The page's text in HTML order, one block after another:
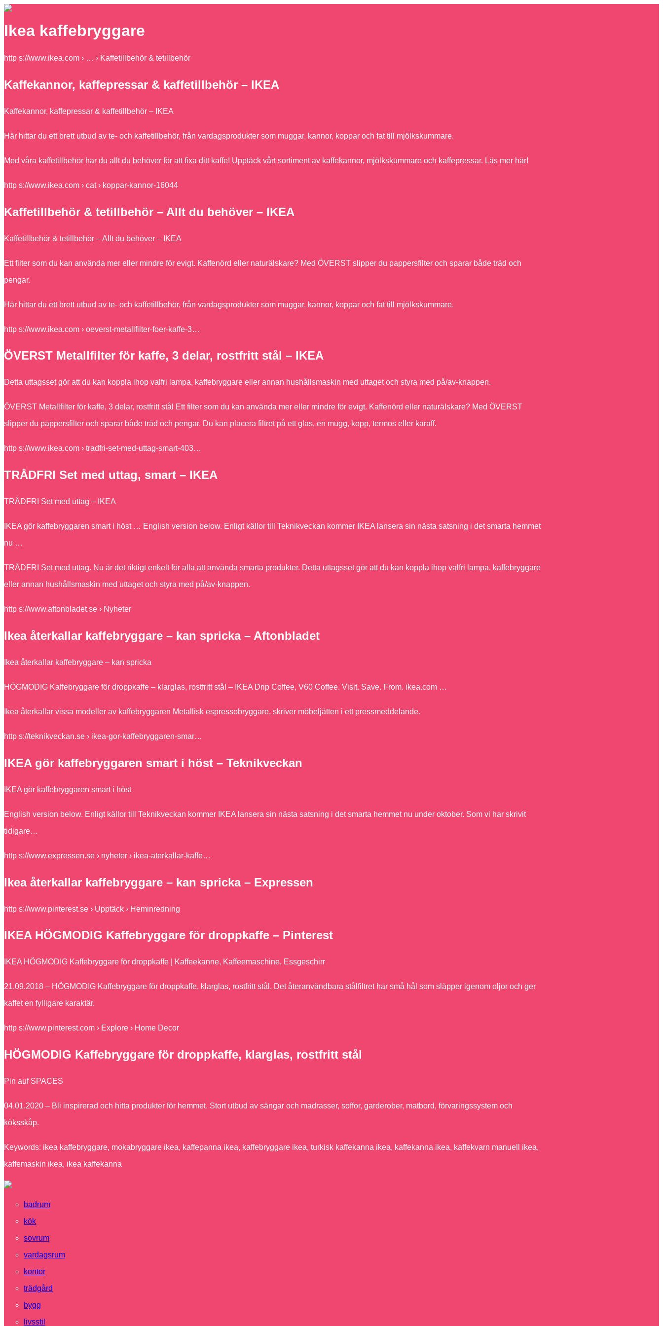
Ikea kaffebryggare
http s://www.ikea.com › … › Kaffetillbehör & tetillbehör
Kaffekannor, kaffepressar & kaffetillbehör – IKEA
Kaffekannor, kaffepressar & kaffetillbehör – IKEA
Här hittar du ett brett utbud av te- och kaffetillbehör, från vardagsprodukter som muggar, kannor, koppar och fat till mjölkskummare.
Med våra kaffetillbehör har du allt du behöver för att fixa ditt kaffe! Upptäck vårt sortiment av kaffekannor, mjölkskummare och kaffepressar. Läs mer här!
http s://www.ikea.com › cat › koppar-kannor-16044
Kaffetillbehör & tetillbehör – Allt du behöver – IKEA
Kaffetillbehör & tetillbehör – Allt du behöver – IKEA
Ett filter som du kan använda mer eller mindre för evigt. Kaffenörd eller naturälskare? Med ÖVERST slipper du pappersfilter och sparar både träd och
pengar.
Här hittar du ett brett utbud av te- och kaffetillbehör, från vardagsprodukter som muggar, kannor, koppar och fat till mjölkskummare.
http s://www.ikea.com › oeverst-metallfilter-foer-kaffe-3…
ÖVERST Metallfilter för kaffe, 3 delar, rostfritt stål – IKEA
Detta uttagsset gör att du kan koppla ihop valfri lampa, kaffebryggare eller annan hushållsmaskin med uttaget och styra med på/av-knappen.
ÖVERST Metallfilter för kaffe, 3 delar, rostfritt stål Ett filter som du kan använda mer eller mindre för evigt. Kaffenörd eller naturälskare? Med ÖVERST
slipper du pappersfilter och sparar både träd och pengar. Du kan placera filtret på ett glas, en mugg, kopp, termos eller karaff.
http s://www.ikea.com › tradfri-set-med-uttag-smart-403…
TRÅDFRI Set med uttag, smart – IKEA
TRÅDFRI Set med uttag – IKEA
IKEA gör kaffebryggaren smart i höst … English version below. Enligt källor till Teknikveckan kommer IKEA lansera sin nästa satsning i det smarta hemmet
nu …
TRÅDFRI Set med uttag. Nu är det riktigt enkelt för alla att använda smarta produkter. Detta uttagsset gör att du kan koppla ihop valfri lampa, kaffebryggare
eller annan hushållsmaskin med uttaget och styra med på/av-knappen.
http s://www.aftonbladet.se › Nyheter
Ikea återkallar kaffebryggare – kan spricka – Aftonbladet
Ikea återkallar kaffebryggare – kan spricka
HÖGMODIG Kaffebryggare för droppkaffe – klarglas, rostfritt stål – IKEA Drip Coffee, V60 Coffee. Visit. Save. From. ikea.com …
Ikea återkallar vissa modeller av kaffebryggaren Metallisk espressobryggare, skriver möbeljätten i ett pressmeddelande.
http s://teknikveckan.se › ikea-gor-kaffebryggaren-smar…
IKEA gör kaffebryggaren smart i höst – Teknikveckan
IKEA gör kaffebryggaren smart i höst
English version below. Enligt källor till Teknikveckan kommer IKEA lansera sin nästa satsning i det smarta hemmet nu under oktober. Som vi har skrivit
tidigare…
http s://www.expressen.se › nyheter › ikea-aterkallar-kaffe…
Ikea återkallar kaffebryggare – kan spricka – Expressen
http s://www.pinterest.se › Upptäck › Heminredning
IKEA HÖGMODIG Kaffebryggare för droppkaffe – Pinterest
IKEA HÖGMODIG Kaffebryggare för droppkaffe | Kaffeekanne, Kaffeemaschine, Essgeschirr
21.09.2018 – HÖGMODIG Kaffebryggare för droppkaffe, klarglas, rostfritt stål. Det återanvändbara stålfiltret har små hål som släpper igenom oljor och ger
kaffet en fylligare karaktär.
http s://www.pinterest.com › Explore › Home Decor
HÖGMODIG Kaffebryggare för droppkaffe, klarglas, rostfritt stål
Pin auf SPACES
04.01.2020 – Bli inspirerad och hitta produkter för hemmet. Stort utbud av sängar och madrasser, soffor, garderober, matbord, förvaringssystem och
köksskåp.
Keywords: ikea kaffebryggare, mokabryggare ikea, kaffepanna ikea, kaffebryggare ikea, turkisk kaffekanna ikea, kaffekanna ikea, kaffekvarn manuell ikea,
kaffemaskin ikea, ikea kaffekanna
badrum
kök
sovrum
vardagsrum
kontor
trädgård
bygg
livsstil